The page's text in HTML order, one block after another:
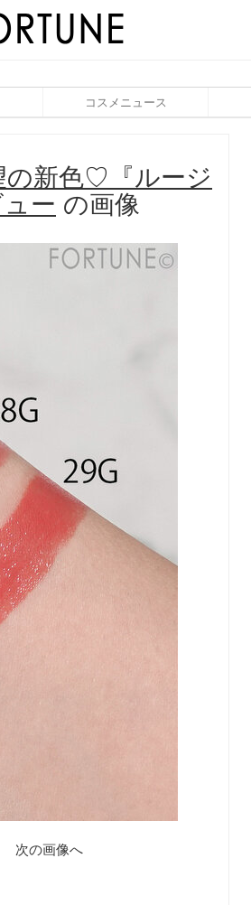
コスメニュース
の新色♡『ルージ
ー の画像
次の画像へ